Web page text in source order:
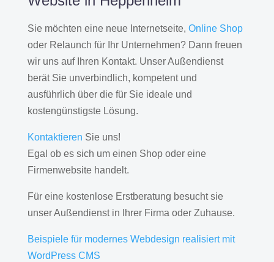
Sie möchten eine neue Internetseite, Online Shop
oder Relaunch für Ihr Unternehmen? Dann freuen
wir uns auf Ihren Kontakt. Unser Außendienst
berät Sie unverbindlich, kompetent und
ausführlich über die für Sie ideale und
kostengünstigste Lösung.
Kontaktieren Sie uns!
Egal ob es sich um einen Shop oder eine
Firmenwebsite handelt.
Für eine kostenlose Erstberatung besucht sie
unser Außendienst in Ihrer Firma oder Zuhause.
Beispiele für modernes Webdesign realisiert mit
WordPress CMS